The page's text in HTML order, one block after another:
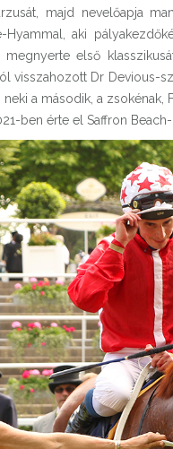
majd nevelőapja
Hyammal, aki
első
visszahozott Dr Devious-
a második, a
ben érte el Saffron